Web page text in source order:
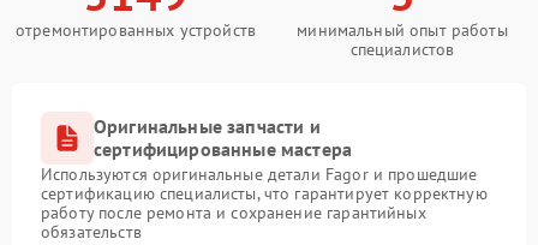
отремонтированных устройств
минимальный опыт работы
специалистов
Оригинальные запчасти и
сертифицированные мастера
Используются оригинальные детали Fagor и прошедшие
сертификацию специалисты, что гарантирует корректную
работу после ремонта и сохранение гарантийных
обязательств